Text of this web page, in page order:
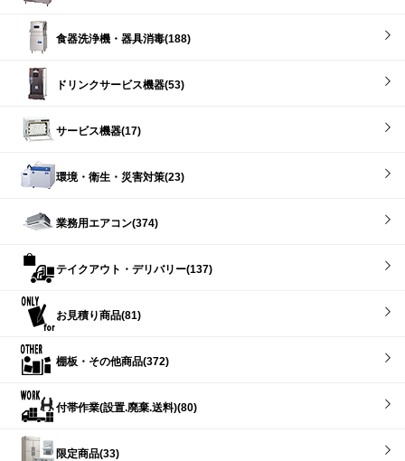
食器洗浄機・器具消毒(188)
ドリンクサービス機器(53)
サービス機器(17)
環境・衛生・災害対策(23)
業務用エアコン(374)
テイクアウト・デリバリー(137)
お見積り商品(81)
棚板・その他商品(372)
付帯作業(設置.廃棄.送料)(80)
限定商品(33)